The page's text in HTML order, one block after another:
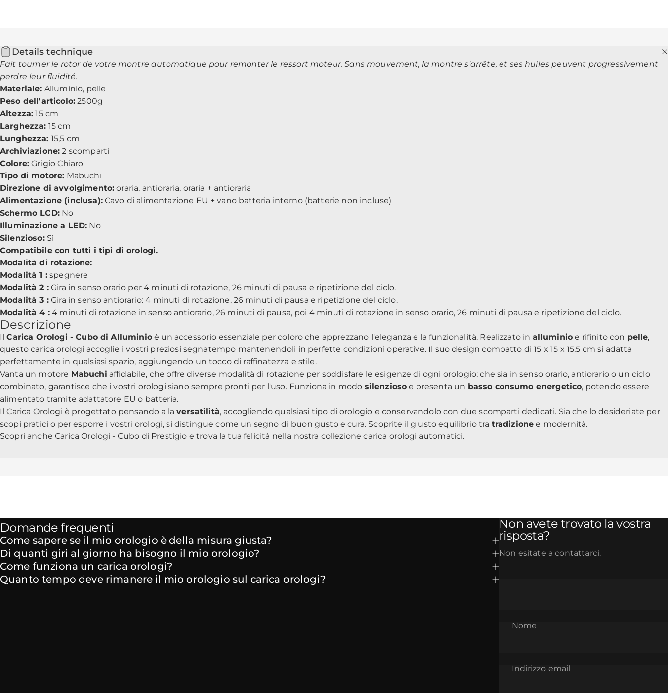
Details technique
Fait tourner le rotor de votre montre automatique pour remonter le ressort moteur. Sans mouvement, la montre s'arrête, et ses huiles peuvent progressivement
perdre leur fluidité.
Materiale: Alluminio, pelle
Peso dell'articolo: 2500g
Altezza: 15 cm
Larghezza: 15 cm
Lunghezza: 15,5 cm
Archiviazione: 2 scomparti
Colore: Grigio Chiaro
Tipo di motore: Mabuchi
Direzione di avvolgimento: oraria, antioraria, oraria + antioraria
Alimentazione (inclusa):Cavo di alimentazione EU + vano batteria interno (batterie non incluse)
Schermo LCD:No
Illuminazione a LED: No
Silenzioso:Sì
Compatibile con tutti i tipi di orologi.
Modalità di rotazione:
Modalità 1 :spegnere
Modalità 2 :Gira in senso orario per 4 minuti di rotazione, 26 minuti di pausa e ripetizione del ciclo.
Modalità 3 :Gira in senso antiorario: 4 minuti di rotazione, 26 minuti di pausa e ripetizione del ciclo.
Modalità 4 :4 minuti di rotazione in senso antiorario, 26 minuti di pausa, poi 4 minuti di rotazione in senso orario, 26 minuti di pausa e ripetizione del ciclo.
Descrizione
IlCarica Orologi - Cubo di Alluminioè un accessorio essenziale per coloro che apprezzano l'eleganza e la funzionalità. Realizzato in alluminio e rifinito con pelle,
questo carica orologi accoglie i vostri preziosi segnatempo mantenendoli in perfette condizioni operative. Il suo design compatto di 15 x 15 x 15,5 cm si adatta
perfettamente in qualsiasi spazio, aggiungendo un tocco di raffinatezza e stile.
Vanta un motore Mabuchi affidabile, che offre diverse modalità di rotazione per soddisfare le esigenze di ogni orologio; che sia in senso orario, antiorario o un ciclo
combinato, garantisce che i vostri orologi siano sempre pronti per l'uso. Funziona in modo silenzioso e presenta un basso consumo energetico, potendo essere
alimentato tramite adattatore EU o batteria.
Il Carica Orologi è progettato pensando allaversatilità, accogliendo qualsiasi tipo di orologio e conservandolo con due scomparti dedicati. Sia che lo desideriate per
scopi pratici o per esporre i vostri orologi, si distingue come un segno di buon gusto e cura. Scoprite il giusto equilibrio tra tradizione e modernità.
Scopri ancheCarica Orologi - Cubo di Prestigio e trova la tua felicità nella nostra collezione carica orologi automatici.
Domande frequenti
Come sapere se il mio orologio è della misura giusta?
Di quanti giri al giorno ha bisogno il mio orologio?
Come funziona un carica orologi?
Quanto tempo deve rimanere il mio orologio sul carica orologi?
Non avete trovato la vostra
risposta?
Non esitate a contattarci.
Nome
Indirizzo email